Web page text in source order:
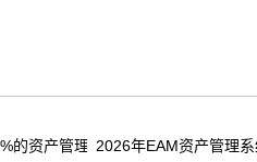
的资产管理方案2026年EAM资产管理